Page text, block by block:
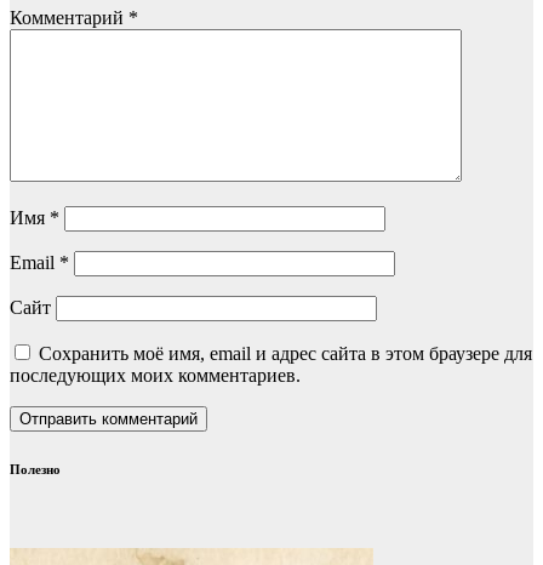
Комментарий *
Имя *
Email *
Сайт
Сохранить моё имя, email и адрес сайта в этом браузере для
последующих моих комментариев.
Полезно